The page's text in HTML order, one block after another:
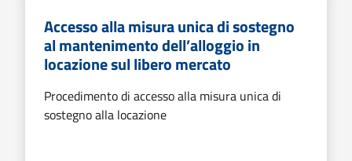
Accesso alla misura unica di sostegno
al mantenimento dell’alloggio in
locazione sul libero mercato
Procedimento di accesso alla misura unica di
sostegno alla locazione